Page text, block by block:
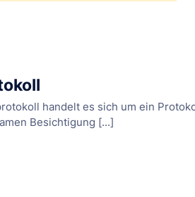
handelt es sich um ein
Besichtigung [...]